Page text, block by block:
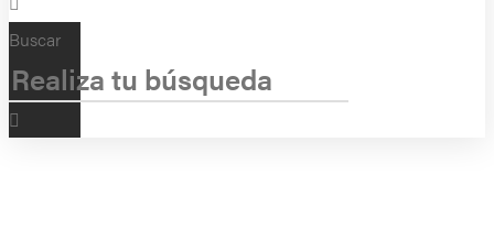
Buscar